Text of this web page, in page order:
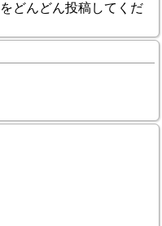
どんどん投稿してくだ